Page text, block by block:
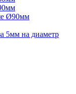
Ø90мм
5мм на диаметр